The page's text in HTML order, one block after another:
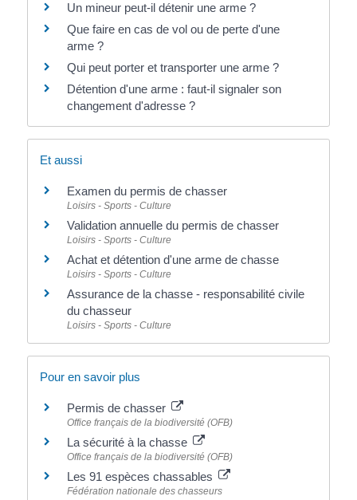
Un mineur peut-il détenir une arme ?
Que faire en cas de vol ou de perte d'une
arme ?
Qui peut porter et transporter une arme ?
Détention d'une arme : faut-il signaler son
changement d'adresse ?
Et aussi
Examen du permis de chasser
Loisirs - Sports - Culture
Validation annuelle du permis de chasser
Loisirs - Sports - Culture
Achat et détention d'une arme de chasse
Loisirs - Sports - Culture
Assurance de la chasse - responsabilité civile
du chasseur
Loisirs - Sports - Culture
Pour en savoir plus
Permis de chasser
Office français de la biodiversité (OFB)
La sécurité à la chasse
Office français de la biodiversité (OFB)
Les 91 espèces chassables
Fédération nationale des chasseurs